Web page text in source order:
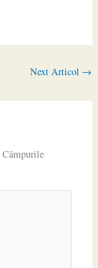
Next Articol →
Câmpurile